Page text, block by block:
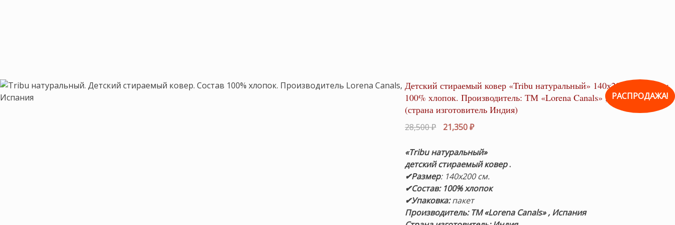
РАСПРОДАЖА!
Детский стираемый ковер «Tribu натуральный» 140х200см. Состав:
100% хлопок. Производитель: ТМ «Lorena Canals» , Испания
(страна изготовитель Индия)
28,500₽
Первоначальная
составляла
28,500 ₽.
21,350₽Текущая
21,350 ₽.
«Tribu натуральный»
детский стираемый ковер.
✔Размер: 140х200 см.
✔Состав: 100% хлопок
✔Упаковка:пакет
Производитель: ТМ «Lorena Canals» , Испания